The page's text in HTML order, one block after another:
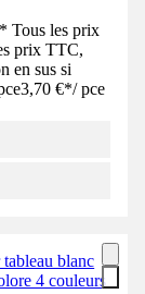
Tous les prix
prix TTC,
en sus si
3,70 €*/ pce
blanc
4 couleurs